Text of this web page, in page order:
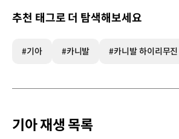
추천 태그로 더 탐색해보세요
#기아 #카니발 #카니발 하이리무진
기아 재생 목록